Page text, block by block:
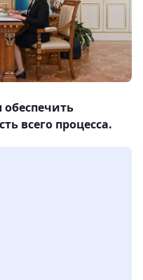
обеспечить
всего процесса.